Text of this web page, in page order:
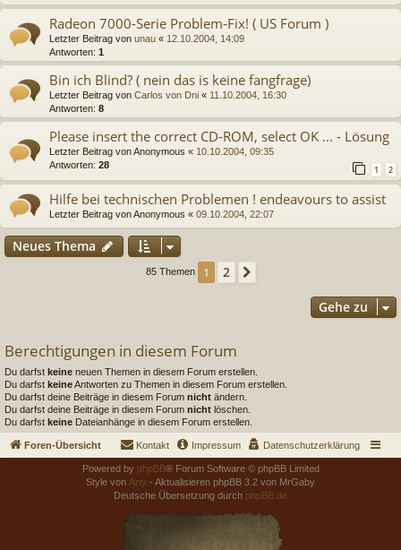
Radeon 7000-Serie Problem-Fix! ( US Forum )
Letzter Beitrag von unau « 12.10.2004, 14:09
Antworten: 1
Bin ich Blind? ( nein das is keine fangfrage)
Letzter Beitrag von Carlos von Dni « 11.10.2004, 16:30
Antworten: 8
Please insert the correct CD-ROM, select OK ... - Lösung
Letzter Beitrag vonAnonymous « 10.10.2004, 09:35
Antworten: 28 1 2
Hilfe bei technischen Problemen ! endeavours to assist
Letzter Beitrag vonAnonymous « 09.10.2004, 22:07
Neues Thema
85 Themen 1 2
Gehe zu
Berechtigungen in diesem Forum
Du darfst keine neuen Themen in diesem Forum erstellen.
Du darfst keineAntworten zu Themen in diesem Forum erstellen.
Du darfst deine Beiträge in diesem Forum nicht ändern.
Du darfst deine Beiträge in diesem Forum nicht löschen.
Du darfst keine Dateianhänge in diesem Forum erstellen.
Foren-Übersicht Datenschutzerklärung
Impressum
Kontakt
Powered by phpBB® Forum Software © phpBB Limited
Style von Arty - Aktualisieren phpBB 3.2 von MrGaby
Deutsche Übersetzung durch phpBB.de